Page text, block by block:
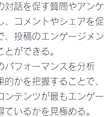
対話を促す質問やアンケ
、コメントやシェアを促
、投稿のエンゲージメン
とができる。
パフォーマンスを分析
的かを把握することで、
ンテンツが最もエンゲー
ているかを見極める。